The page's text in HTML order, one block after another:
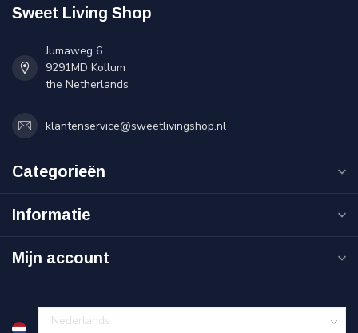
Sweet Living Shop
Jumaweg 6
9291MD Kollum
the Netherlands
klantenservice@sweetlivingshop.nl
Categorieën
Informatie
Mijn account